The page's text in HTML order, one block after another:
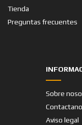
Tienda
Preguntas frecuentes
Sobre
Aviso legal